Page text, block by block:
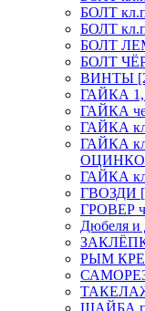
БОЛТ
БОЛТ
БОЛТ
БОЛТ
ВИНТЫ
ГАЙКА 1,
ГАЙКА
ГАЙКА
ГАЙКА
ГАЙКА
ГВОЗДИ
ГРОВЕР
Дюбеля и
РЫМ
ШАЙБА